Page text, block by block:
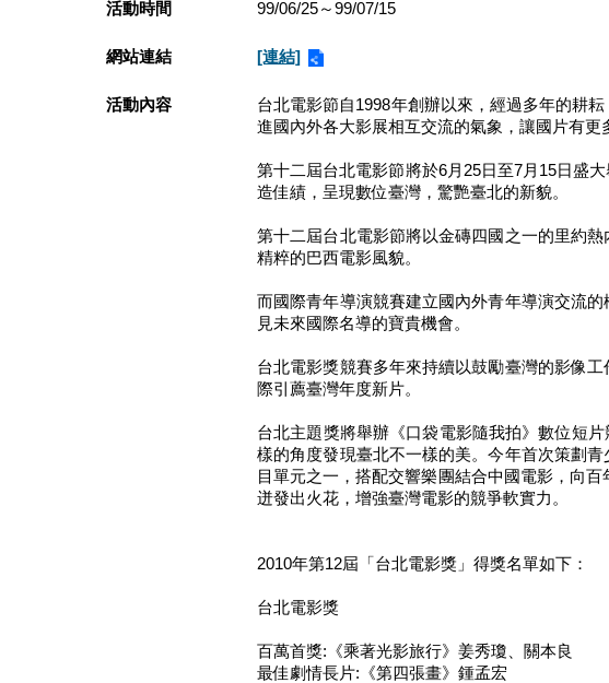
活動時間 99/06/25～99/07/15
網站連結 [連結]
活動內容
台北電影節自1998年創辦以來，經過多年的耕
進國內外各大影展相互交流的氣象，讓國片有更
第十二屆台北電影節將於6月25日至7月15日盛
造佳績，呈現數位臺灣，驚艷臺北的新貌。
第十二屆台北電影節將以金磚四國之一的里約
精粹的巴西電影風貌。
而國際青年導演競賽建立國內外青年導演交流
見未來國際名導的寶貴機會。
台北電影獎競賽多年來持續以鼓勵臺灣的影像
際引薦臺灣年度新片。
台北主題獎將舉辦《口袋電影隨我拍》數位短
樣的角度發現臺北不一樣的美。今年首次策劃
目單元之一，搭配交響樂團結合中國電影，向
迸發出火花，增強臺灣電影的競爭軟實力。
2010年第12屆「台北電影獎」得獎名單如下：
台北電影獎
百萬首獎:《乘著光影旅行》姜秀瓊、關本良
最佳劇情長片:《第四張畫》鍾孟宏